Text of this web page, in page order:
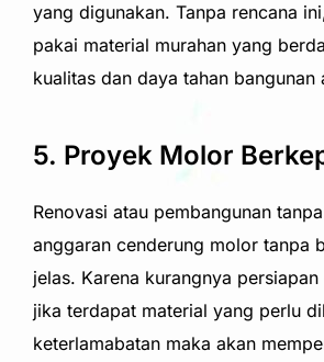
yang digunakan. Tanpa rencana
pakai material murahan yang
kualitas dan daya tahan bangunan
5. Proyek Molor
Renovasi atau pembangunan
anggaran cenderung molor tanpa
jelas. Karena kurangnya
jika terdapat material yang perlu
keterlamabatan maka akan